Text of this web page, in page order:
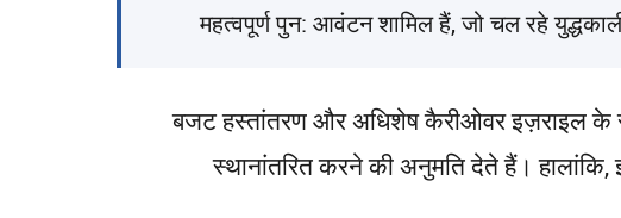
महत्वपूर्ण पुन: आवंटन शामिल हैं, जो चल रहे
बजट हस्तांतरण और अधिशेष कैरीओवर इज़राइल के
स्थानांतरित करने की अनुमति देते हैं। हालांकि,